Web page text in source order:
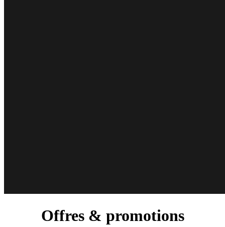
Offres & promotions